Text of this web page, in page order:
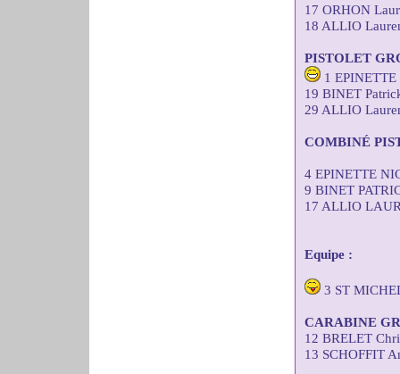
17 ORHON
18 ALLIO
PISTOLET
1
19 BINET
29 ALLIO
COMBINÉ
4 EPINETTE
9 BINET
17 ALLIO
Equipe :
3 ST
CARABINE
12 BRELET
13 SCHOFFIT